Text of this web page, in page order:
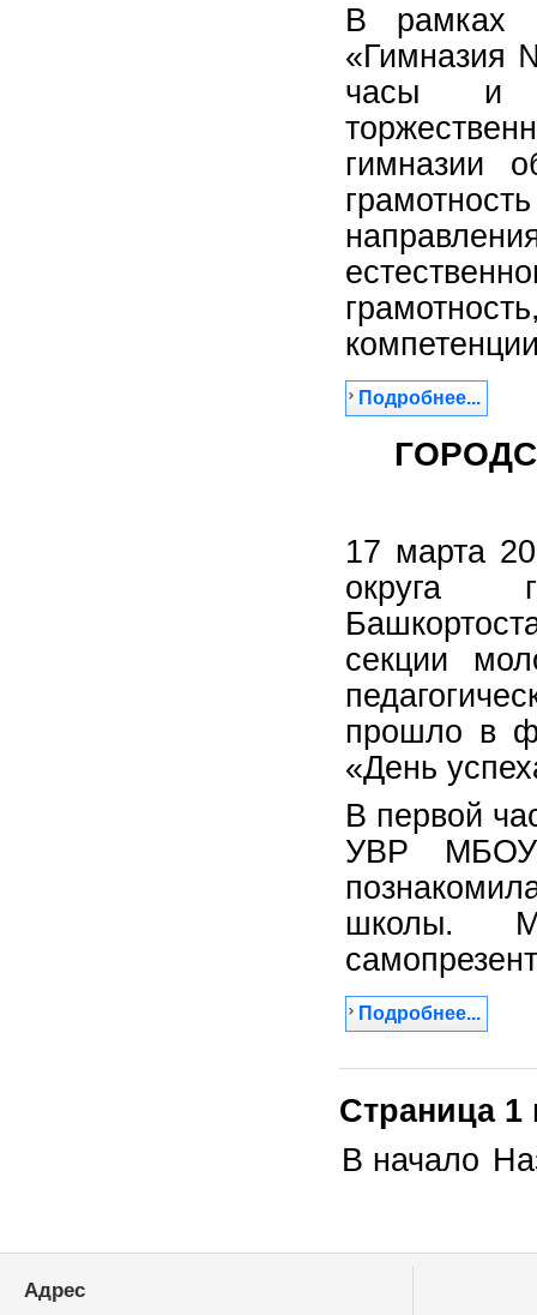
В рамках
«Гимназия
часы и
гимназии
Подробнее...
17 марта
округа
секции
прошло в
«День
В первой
УВР
школы.
Подробнее...
Страница 1
В начало
Адрес